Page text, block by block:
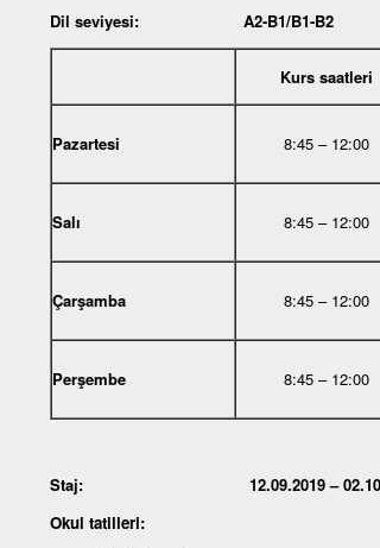
Dil seviyesi: A2-B1/B1-B2
Kurs saatleri
Pazartesi 8:45 – 12:00
Salı 8:45 – 12:00
Çarşamba 8:45 – 12:00
Perşembe 8:45 – 12:00
Staj: 12.09.2019 –
Okul tatilleri: